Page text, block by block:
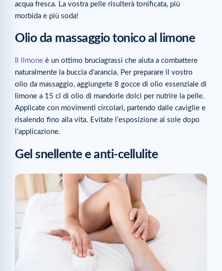
acqua fresca. La vostra pelle risulterà tonificata, più
morbida e più soda!
Olio da massaggio tonico al limone
Il limone è un ottimo bruciagrassi che aiuta a combattere
naturalmente la buccia d’arancia. Per preparare il vostro
olio da massaggio, aggiungete 8 gocce di olio essenziale di
limone a 15 cl di olio di mandorle dolci per nutrire la pelle.
Applicate con movimenti circolari, partendo dalle caviglie e
risalendo fino alla vita. Evitate l’esposizione al sole dopo
l’applicazione.
Gel snellente e anti-cellulite